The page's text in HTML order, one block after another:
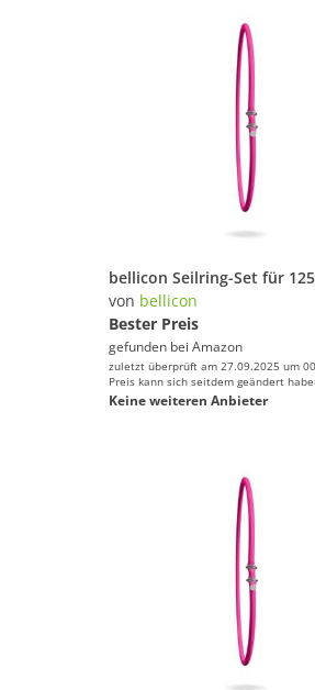
von bellicon
Bester Preis
gefunden bei Amazon
zuletzt überprüft am 27.09.2025 um
Preis kann sich seitdem geändert
Keine weiteren Anbieter